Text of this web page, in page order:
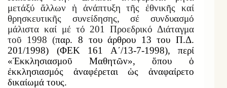
μετάξύ ἄλλων ἡ ἀνάπτυξη τῆς ἐθνικῆς καί
θρησκευτικῆς συνείδησης, σέ συνδυασμό
μάλιστα καί μέ τό 201 Προεδρικό Διάταγμα
τοῦ 1998 (παρ. 8 του άρθρου 13 του Π.Δ.
201/1998) (ΦΕΚ 161 Α΄/13-7-1998), περί
«Ἐκκλησιασμοῦ Μαθητῶν», ὅπου ὁ
ἐκκλησιασμός ἀναφέρεται ὡς ἀναφαίρετο
δικαίωμά τους.